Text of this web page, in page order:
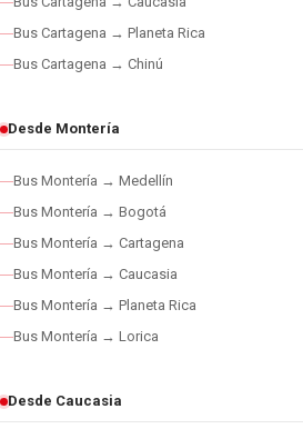
Bus Cartagena → Planeta Rica
Bus Cartagena → Chinú
Desde Montería
Bus Montería → Medellín
Bus Montería → Bogotá
Bus Montería → Cartagena
Bus Montería → Caucasia
Bus Montería → Planeta Rica
Bus Montería → Lorica
Desde Caucasia